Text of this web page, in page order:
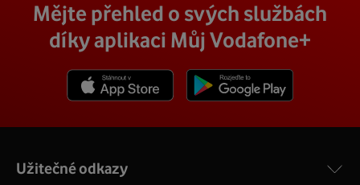
Mějte přehled o svých službách
díky aplikaci Můj Vodafone+
Užitečné odkazy